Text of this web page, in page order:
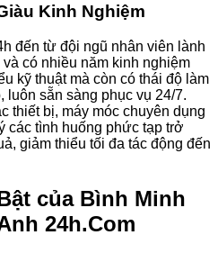
Kinh Nghiệm
đến từ đội ngũ nhân viên lành
có nhiều năm kinh nghiệm
kỹ thuật mà còn có thái độ làm
luôn sẵn sàng phục vụ 24/7.
thiết bị, máy móc chuyên dụng
các tình huống phức tạp trở
giảm thiểu tối đa tác động đến
của Bình Minh
24h.Com